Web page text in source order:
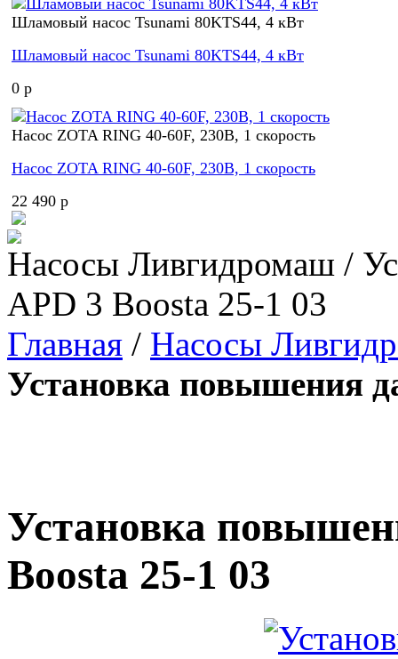
Шламовый насос Tsunami 80KTS44, 4 кВт
Шламовый насос Tsunami 80KTS44, 4 кВт
0 p
Насос ZOTA RING 40-60F, 230В, 1 скорость
Насос ZOTA RING 40-60F, 230В, 1 скорость
22 490 p
Насосы Ливгидромаш /
APD 3 Boosta 25-1 03
Главная / Насосы
Установка повышения
Установка
Boosta 25-1 03